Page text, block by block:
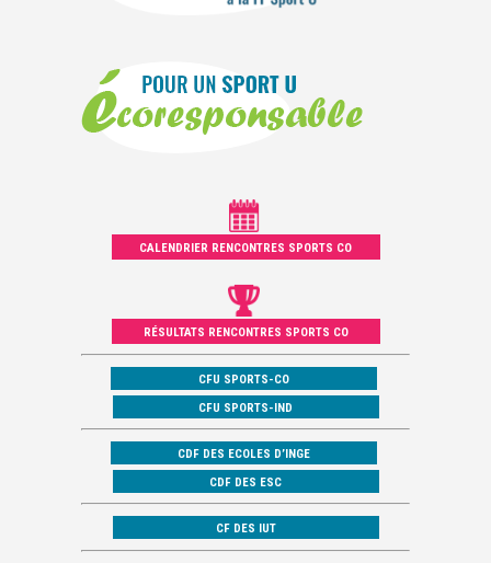
CALENDRIER RENCONTRES SPORTS CO
RÉSULTATS RENCONTRES SPORTS CO
CFU SPORTS-CO
CFU SPORTS-IND
CDF DES ECOLES D’INGE
CDF DES ESC
CF DES IUT